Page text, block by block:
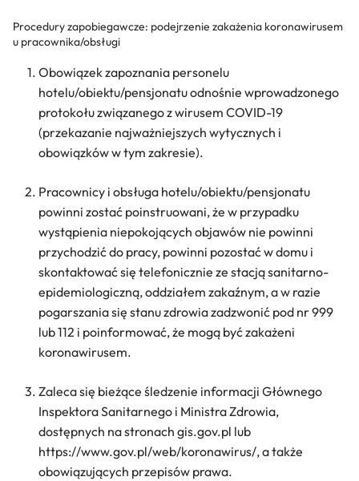
Procedury zapobiegawcze: podejrzenie zakażenia koronawirusem
u pracownika/obsługi
Obowiązek zapoznania personelu
hotelu/obiektu/pensjonatu odnośnie wprowadzonego
protokołu związanego z wirusem COVID-19
(przekazanie najważniejszych wytycznych i
obowiązków w tym zakresie).
Pracownicy i obsługa hotelu/obiektu/pensjonatu
powinni zostać poinstruowani, że w przypadku
wystąpienia niepokojących objawów nie powinni
przychodzić do pracy, powinni pozostać w domu i
skontaktować się telefonicznie ze stacją sanitarno-
epidemiologiczną, oddziałem zakaźnym, a w razie
pogarszania się stanu zdrowia zadzwonić pod nr 999
lub 112 i poinformować, że mogą być zakażeni
koronawirusem.
Zaleca się bieżące śledzenie informacji Głównego
Inspektora Sanitarnego i Ministra Zdrowia,
dostępnych na stronach gis.gov.pl lub
https://www.gov.pl/web/koronawirus/, a także
obowiązujących przepisów prawa.